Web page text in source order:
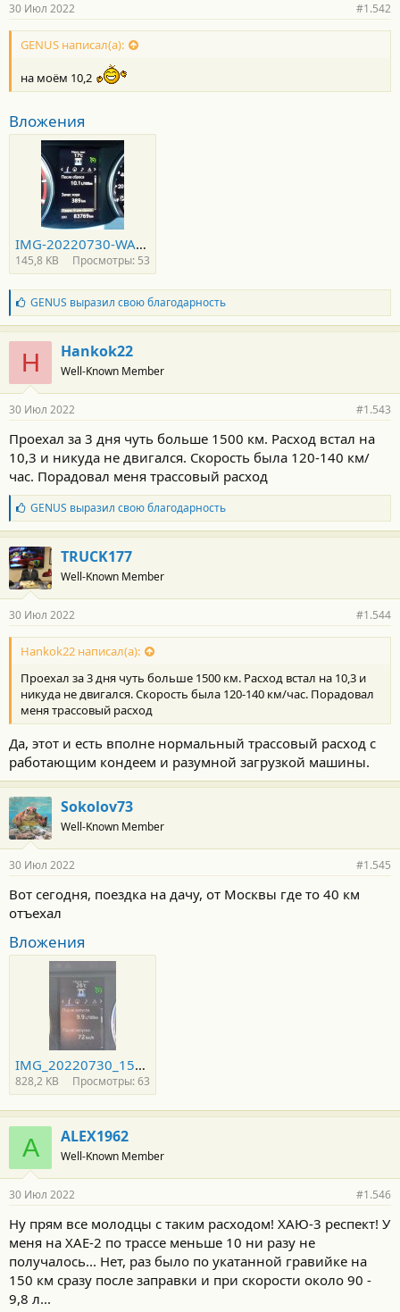
н
о
с
:
30 Июл 2022 #1.542
GENUS написал(а):
на моём 10,2
Вложения
IMG-20220730-WA0006.jpg
145,8 KB Просмотры: 53
Б
л
а
г
о
а
н
с
т
и
GENUS выразил свою благодарность
H Hankok22
Well-Known Member
30 Июл 2022 #1.543
Проехал за 3 дня чуть больше 1500 км. Расход встал на
10,3 и никуда не двигался. Скорость была 120-140 км/
час. Порадовал меня трассовый расход
Б
л
а
г
о
д
а
н
о
с
и
:
GENUS выразил свою благодарность
TRUCK177
Well-Known Member
30 Июл 2022 #1.544
Hankok22 написал(а):
Проехал за 3 дня чуть больше 1500 км. Расход встал на 10,3 и
никуда не двигался. Скорость была 120-140 км/час. Порадовал
меня трассовый расход
Да, этот и есть вполне нормальный трассовый расход с
работающим кондеем и разумной загрузкой машины.
Sokolov73
Well-Known Member
30 Июл 2022 #1.545
Вот сегодня, поездка на дачу, от Москвы где то 40 км
отъехал
Вложения
IMG_20220730_154427.jpg
828,2 KB Просмотры: 63
A ALEX1962
Well-Known Member
30 Июл 2022 #1.546
Ну прям все молодцы с таким расходом! ХАЮ-3 респект! У
меня на ХАЕ-2 по трассе меньше 10 ни разу не
получалось... Нет, раз было по укатанной гравийке на
150 км сразу после заправки и при скорости около 90 -
9,8 л...